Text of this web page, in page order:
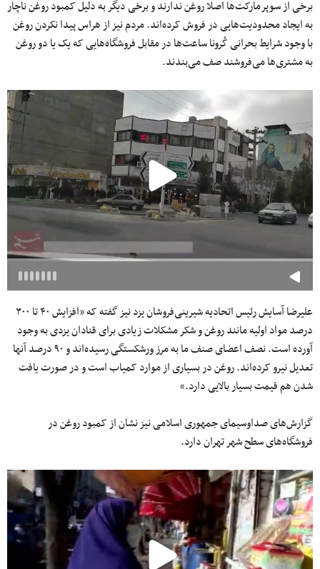
برخی از سوپرمارکت‌ها اصلا روغن ندارند و برخی دیگر به دلیل کمبود روغن ناچار
به ایجاد محدودیت‌هایی در فروش کرده‌اند. مردم نیز از هراس پیدا نکردن روغن
با وجود شرایط بحرانی کُرونا ساعت‌ها در مقابل فروشگاه‌هایی که یک یا دو روغن
به مشتری‌ها می‌فروشند صف می‌بندند.
علیرضا آسایش رئیس اتحادیه شیرینی‌فروشان یزد نیز گفته که «افزایش ۴۰ تا ۳۰۰
درصد مواد اولیه مانند روغن و شکر مشکلات زیادی برای قنادان یزدی به وجود
آورده است. نصف اعضای صنف ما به مرز ورشکستگی رسیده‌اند و ۹۰ درصد آنها
تعدیل نیرو کرده‌اند. روغن در بسیاری از موارد کمیاب است و در صورت یافت
شدن هم قیمت بسیار بالایی دارد.»
گزارش‌های صداوسیمای جمهوری اسلامی نیز نشان از کمبود روغن در
فروشگاه‎‌های سطح شهر تهران دارد.